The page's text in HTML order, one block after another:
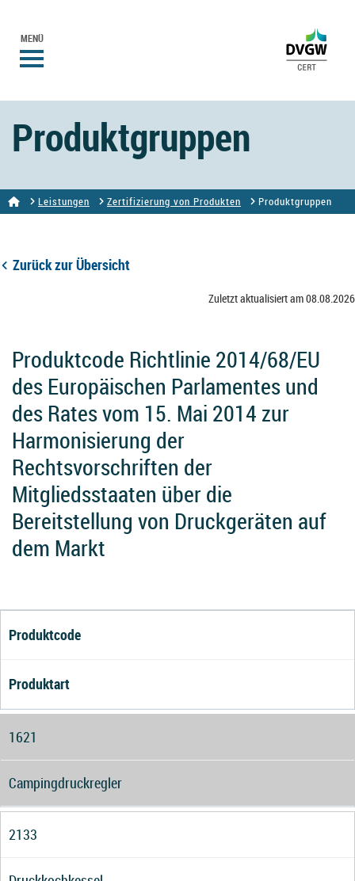
MENÜ
Produktgruppen
Leistungen Zertifizierung von Produkten Produktgruppen
Zurück zur Übersicht
Zuletzt aktualisiert am 08.08.2026
Produktcode Richtlinie 2014/68/EU
des Europäischen Parlamentes und
des Rates vom 15. Mai 2014 zur
Harmonisierung der
Rechtsvorschriften der
Mitgliedsstaaten über die
Bereitstellung von Druckgeräten auf
dem Markt
Produktcode
Produktart
1621
Campingdruckregler
2133